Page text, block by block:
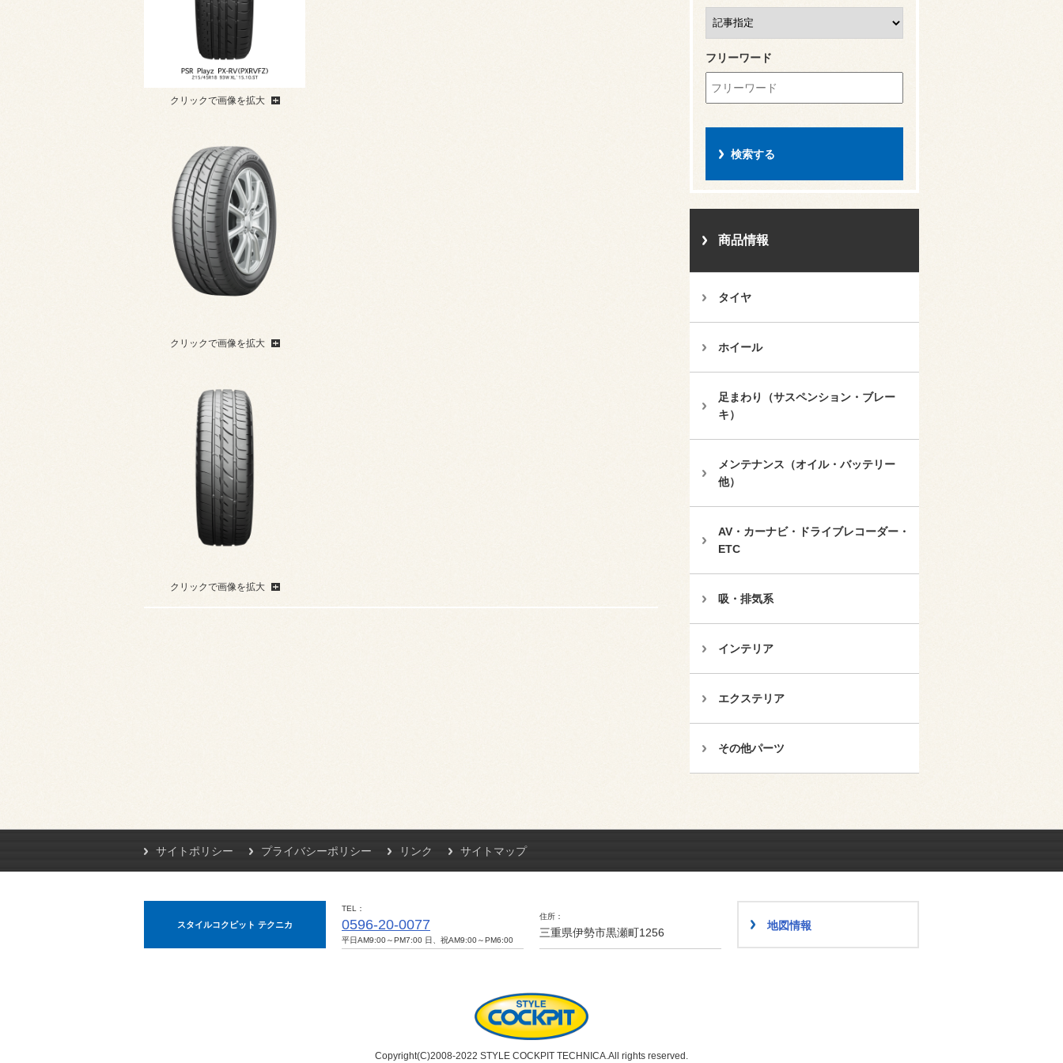
クリックで画像を拡大
クリックで画像を拡大
クリックで画像を拡大
フリーワード
商品情報
タイヤ
ホイール
足まわり（サスペンション・ブレー
キ）
メンテナンス（オイル・バッテリー
他）
AV・カーナビ・ドライブレコーダー・
ETC
吸・排気系
インテリア
エクステリア
その他パーツ
サイトポリシー プライバシーポリシー リンク サイトマップ
スタイルコクピット テクニカ
TEL
0596-20-0077
平日AM9:00～PM7:00 日、祝AM9:00～PM6:00
住所
三重県伊勢市黒瀬町1256
地図情報
Copyright(C)2008-2022 STYLE COCKPIT TECHNICA.All rights reserved.